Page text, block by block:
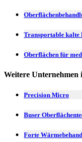
Transportable kalte
Oberflächen für
Weitere Unternehmen
Precision Micro
Buser
Forte